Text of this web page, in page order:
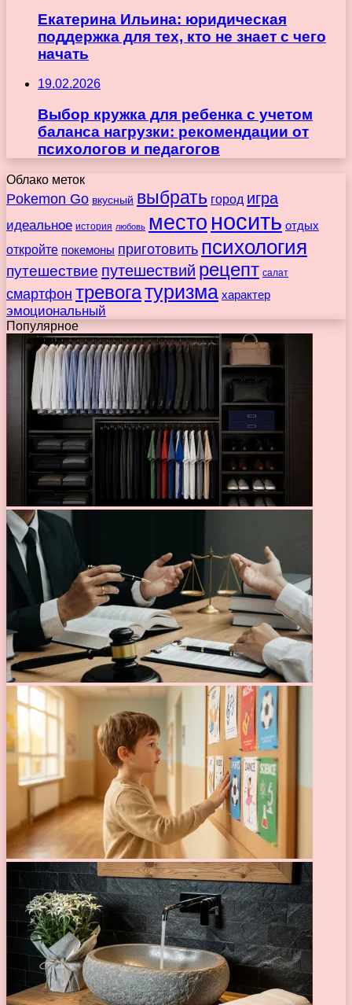
Екатерина Ильина: юридическая
поддержка для тех, кто не знает с чего
начать
19.02.2026
Выбор кружка для ребенка с учетом
баланса нагрузки: рекомендации от
психологов и педагогов
Облако меток
Pokemon Go вкусный выбрать город игра
идеальное история любовь место носить отдых
откройте покемоны приготовить психология
путешествие путешествий рецепт салат
смартфон тревогатуризма характер
эмоциональный
Популярное